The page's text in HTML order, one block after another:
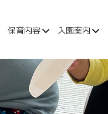
保育内容 入園案内